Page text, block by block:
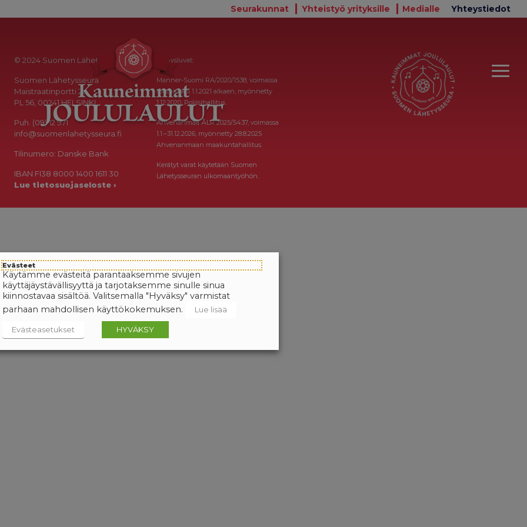
Seurakunnat Yhteistyö yrityksille Medialle Yhteystiedot
© 2024 Suomen Lähetysseura
Suomen Lähetysseura
Maistraatinportti 2a
PL 56, 00241 HELSINKI
Puh. (09) 12 971
info@suomenlahetysseura.fi
Tilinumero: Danske Bank
IBAN FI38 8000 1400 1611 30
Lue tietosuojaseloste ›
Keräysluvat:
Manner-Suomi RA/2020/1538, voimassa
toistaiseksi 1.1.2021 alkaen, myönnetty
1.12.2020, Poliisihallitus.
Ahvenanmaa ÅLR 2025/5437, voimassa
1.1.–31.12.2026, myönnetty 28.8.2025
Ahvenanmaan maakuntahallitus.
Kerätyt varat käytetään Suomen
Lähetysseuran ulkomaantyöhön.
Evästeet
Käytämme evästeitä parantaaksemme sivujen
käyttäjäystävällisyyttä ja tarjotaksemme sinulle sinua
kiinnostavaa sisältöä. Valitsemalla "Hyväksy" varmistat
parhaan mahdollisen käyttökokemuksen.
Lue lisää
Evästeasetukset HYVÄKSY